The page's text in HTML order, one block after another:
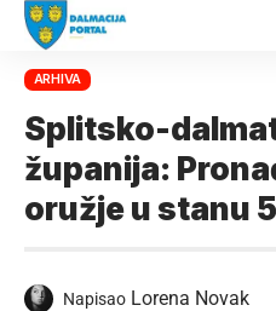
ARHIVA
Splitsko-
županija:
oružje u stanu
Napisao Lorena Novak